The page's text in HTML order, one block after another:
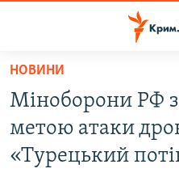
Перейти
основного
матеріалу
Перейти
до
НОВИНИ
ВОДА.КРИМ
ВІДЕО ТА ФОТО
НОВИНИ
Міноборони РФ
метою атаки
«Турецький